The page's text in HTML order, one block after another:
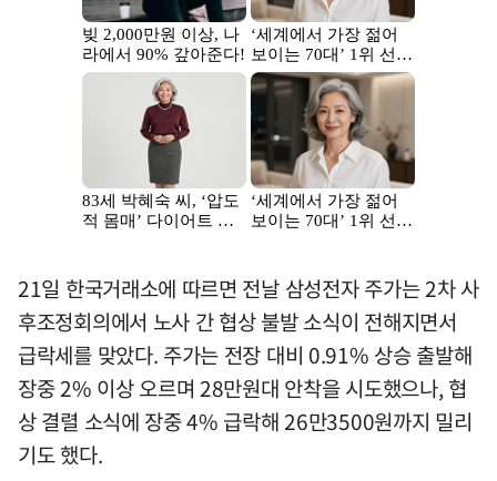
21일 한국거래소에 따르면 전날 삼성전자 주가는 2차 사
후조정회의에서 노사 간 협상 불발 소식이 전해지면서
급락세를 맞았다. 주가는 전장 대비 0.91% 상승 출발해
장중 2% 이상 오르며 28만원대 안착을 시도했으나, 협
상 결렬 소식에 장중 4% 급락해 26만3500원까지 밀리
기도 했다.